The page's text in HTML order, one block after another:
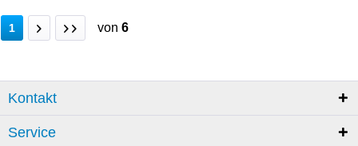
1 von 6
Kontakt
Service